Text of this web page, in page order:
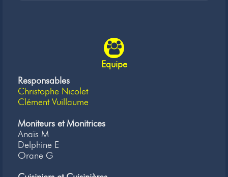
Equipe
Responsables
Christophe Nicolet
Clément Vuillaume
Moniteurs et Monitrices
Anaïs M
Delphine E
Orane G